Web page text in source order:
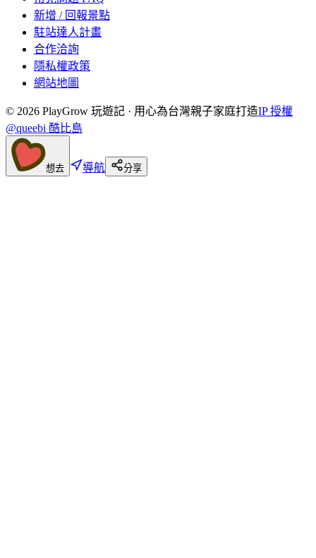
新增 / 回報景點
駐站達人計畫
合作洽詢
隱私權政策
網站地圖
© 2026 PlayGrow 玩遊記 · 用心為台灣親子家庭打造IP 授權
@queebi 酷比島
想去 導航 分享